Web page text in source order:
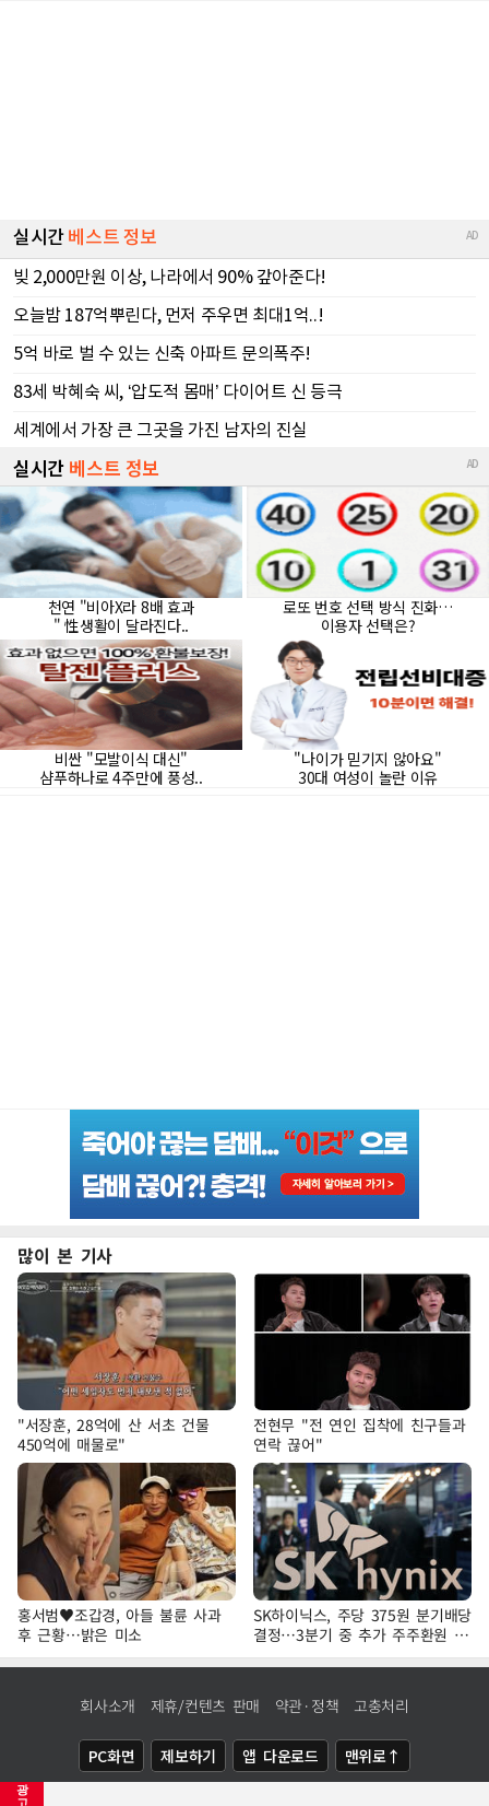
광
고
많이 본 기사
"서장훈, 28억에 산 서초 건물
450억에 매물로"
전현무 "전 연인 집착에 친구들과
연락 끊어"
홍서범♥조갑경, 아들 불륜 사과
후 근황…밝은 미소
SK하이닉스, 주당 375원 분기배당
결정…3분기 중 추가 주주환원 발
표
회사소개 제휴/컨텐츠 판매 약관·정책 고충처리
PC화면 제보하기 앱 다운로드 맨위로↑